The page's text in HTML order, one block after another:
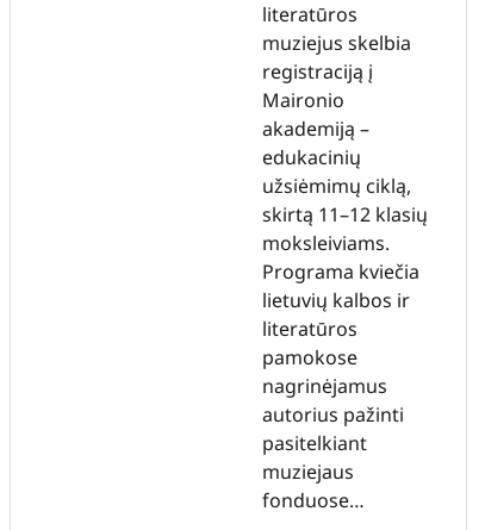
literatūros
muziejus skelbia
registraciją į
Maironio
akademiją –
edukacinių
užsiėmimų ciklą,
skirtą 11–12 klasių
moksleiviams.
Programa kviečia
lietuvių kalbos ir
literatūros
pamokose
nagrinėjamus
autorius pažinti
pasitelkiant
muziejaus
fonduose…